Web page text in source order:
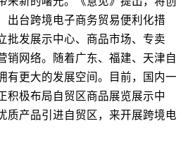
出台跨境电子商务贸易便利化措
批发展示中心、商品市场、专卖
销网络。随着广东、福建、天津自
有更大的发展空间。目前，国内一
积极布局自贸区商品展览展示中
质产品引进自贸区，来开展跨境电